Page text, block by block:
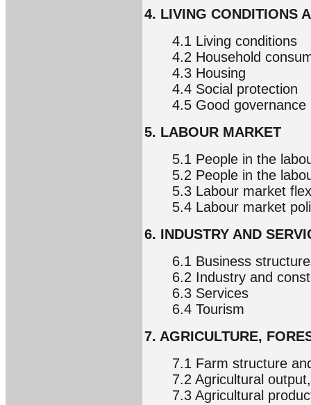
4. LIVING CONDITIONS
4.1 Living conditions
4.2 Household
4.3 Housing
4.4 Social protection
4.5 Good governance
5. LABOUR MARKET
5.1 People in the
5.2 People in the
5.3 Labour market
5.4 Labour market
6. INDUSTRY AND
6.1 Business
6.2 Industry and
6.3 Services
6.4 Tourism
7. AGRICULTURE,
7.1 Farm structure
7.2 Agricultural
7.3 Agricultural